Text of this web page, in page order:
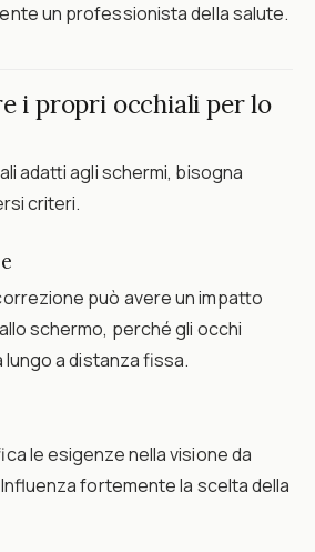
un professionista della salute.
i propri occhiali per lo
adatti agli schermi, bisogna
criteri.
può avere un impatto
schermo, perché gli occhi
a distanza fissa.
le esigenze nella visione da
fortemente la scelta della